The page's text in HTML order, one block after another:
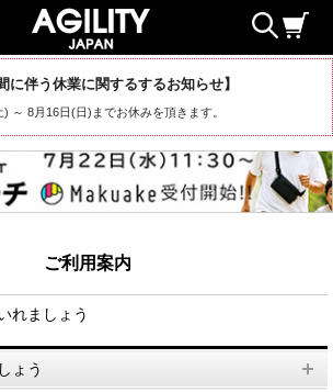
に伴う休業に関するするお知らせ】
) ～ 8月16日(日)までお休みを頂きます。
ご利用案内
れましょう
ょう